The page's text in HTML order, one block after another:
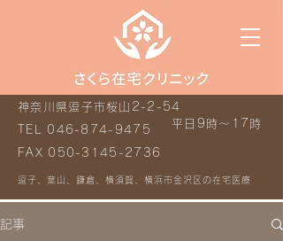
平日9時～17時
神奈川県逗子市桜山2-2-54
TEL 046-874-9475
FAX 050-3145-2736
逗子、葉山、鎌倉、横須賀、横浜市金沢区の在宅医療
記事